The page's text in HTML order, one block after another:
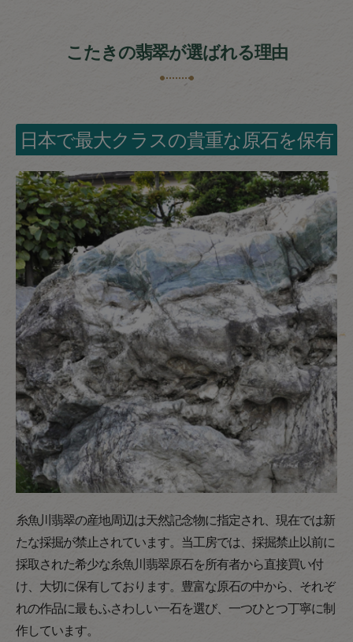
こたきの翡翠が選ばれる理由
日本で最大クラスの貴重な原石を保有
糸魚川翡翠の産地周辺は天然記念物に指定され、現在では新
たな採掘が禁止されています。当工房では、採掘禁止以前に
採取された希少な糸魚川翡翠原石を所有者から直接買い付
け、大切に保有しております。豊富な原石の中から、それぞ
れの作品に最もふさわしい一石を選び、一つひとつ丁寧に制
作しています。